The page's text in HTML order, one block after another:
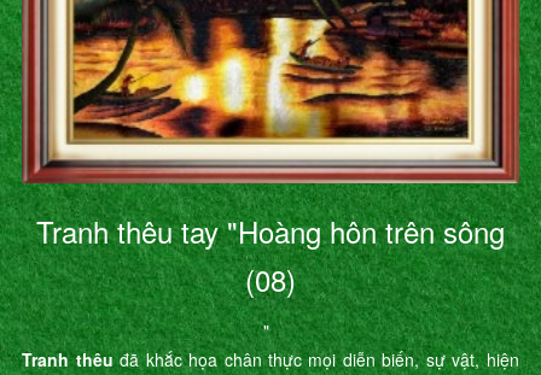
Tranh thêu tay "Hoàng hôn trên sông
(08)
"
Tranh thêuđã khắc họa chân thực mọi diễn biến, sự vật, hiện